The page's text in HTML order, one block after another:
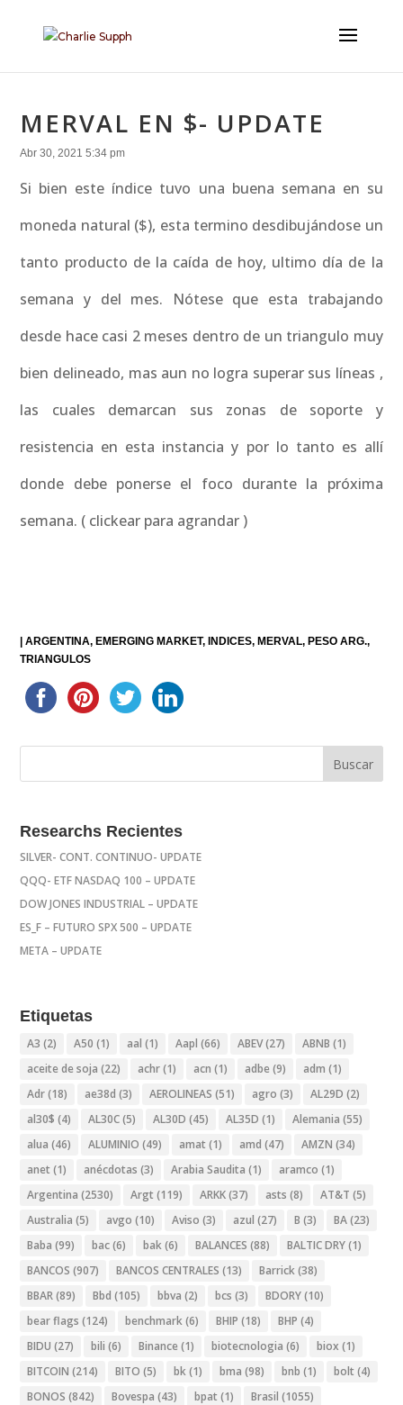
MERVAL EN $- UPDATE
Abr 30, 2021 5:34 pm
Si bien este índice tuvo una buena semana en su
moneda natural ($), esta termino desdibujándose un
tanto producto de la caída de hoy, ultimo día de la
semana y del mes. Nótese que esta trabajando
desde hace casi 2 meses dentro de un triangulo muy
bien delineado, mas aun no logra superar sus líneas ,
las cuales demarcan sus zonas de soporte y
resistencia en esta instancia y por lo tanto es allí
donde debe ponerse el foco durante la próxima
semana. ( clickear para agrandar )
|ARGENTINA EMERGING MARKET INDICES MERVAL PESO ARG.
TRIANGULOS
Researchs Recientes
SILVER- CONT. CONTINUO- UPDATE
QQQ- ETF NASDAQ 100 – UPDATE
DOW JONES INDUSTRIAL – UPDATE
ES_F – FUTURO SPX 500 – UPDATE
META – UPDATE
Etiquetas
A3 (2) A50 (1) aal (1) Aapl (66) ABEV(27) ABNB (1)
aceite de soja (22) achr(1) acn (1) adbe (9) adm (1)
Adr(18) ae38d (3) AEROLINEAS (51) agro (3) AL29D (2)
al30$ (4) AL30C(5) AL30D (45) AL35D (1) Alemania (55)
alua (46) ALUMINIO (49) amat (1) amd (47) AMZN (34)
anet (1) anécdotas (3) Arabia Saudita (1) aramco (1)
Argentina (2530) Argt (119) ARKK(37) asts (8) AT&T (5)
Australia (5) avgo (10) Aviso (3) azul (27) B (3) BA(23)
Baba (99) bac(6) bak(6) BALANCES (88) BALTIC DRY(1)
BANCOS (907) BANCOS CENTRALES (13) Barrick(38)
BBAR(89) Bbd (105) bbva (2) bcs (3) BDORY(10)
bear flags (124) benchmark(6) BHIP (18) BHP (4)
BIDU (27) bili (6) Binance (1) biotecnologia (6) biox (1)
BITCOIN (214) BITO (5) bk(1) bma (98) bnb (1) bolt (4)
BONOS (842) Bovespa (43) bpat (1) Brasil (1055)